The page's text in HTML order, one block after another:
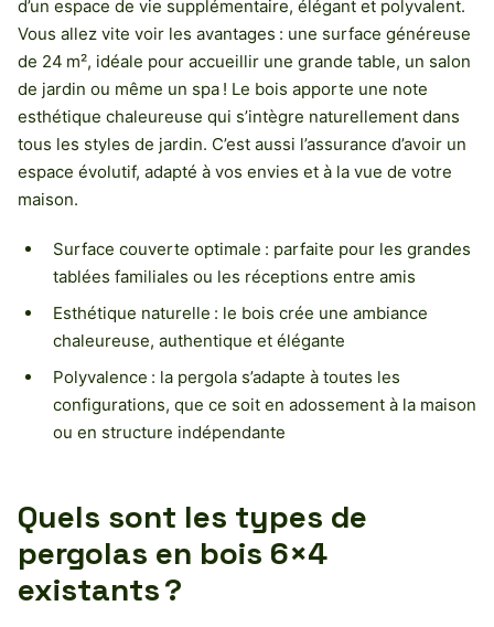
d’un espace de vie supplémentaire, élégant et polyvalent.
Vous allez vite voir les avantages : une surface généreuse
de 24 m², idéale pour accueillir une grande table, un salon
de jardin ou même un spa ! Le bois apporte une note
esthétique chaleureuse qui s’intègre naturellement dans
tous les styles de jardin. C’est aussi l’assurance d’avoir un
espace évolutif, adapté à vos envies et à la vue de votre
maison.
Surface couverte optimale : parfaite pour les grandes
tablées familiales ou les réceptions entre amis
Esthétique naturelle : le bois crée une ambiance
chaleureuse, authentique et élégante
Polyvalence : la pergola s’adapte à toutes les
configurations, que ce soit en adossement à la maison
ou en structure indépendante
Quels sont les types de
pergolas en bois 6×4
existants ?